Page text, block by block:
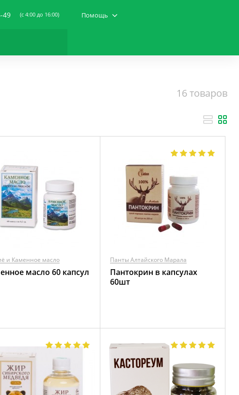
49 (c 4:00 до 16:00) Помощь
16 товаров
и Каменное масло
масло 60 капсул
Панты Алтайского Марала
Пантокрин в капсулах
60шт